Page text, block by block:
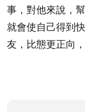
事，對他來說，
就會使自己得到
友，比態更正向